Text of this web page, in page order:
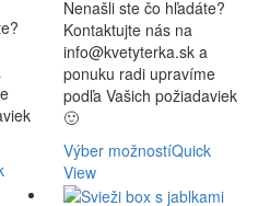
Nenašli ste čo hľadáte?
Kontaktujte nás na
info@kvetyterka.sk a
ponuku radi upravíme
podľa Vašich požiadaviek
🙂
Výber možnostíQuick
View